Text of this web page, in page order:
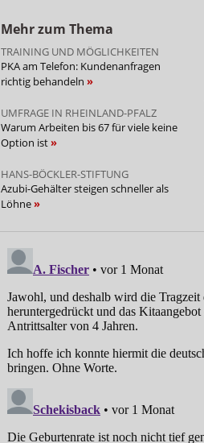
Mehr zum Thema
TRAINING UND MÖGLICHKEITEN
PKA am Telefon: Kundenanfragen
richtig behandeln
UMFRAGE IN RHEINLAND-PFALZ
Warum Arbeiten bis 67 für viele keine
Option ist
HANS-BÖCKLER-STIFTUNG
Azubi-Gehälter steigen schneller als
Löhne